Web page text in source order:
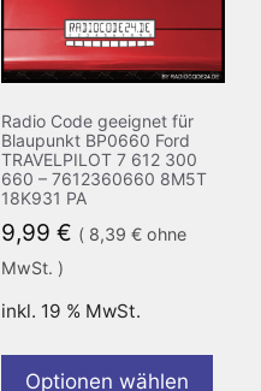
Radio Code geeignet für
Blaupunkt BP0660 Ford
TRAVELPILOT 7 612 300
660 – 7612360660 8M5T
18K931 PA
9,99 € ( 8,39 €ohne
MwSt. )
inkl. 19 % MwSt.
Optionen wählen